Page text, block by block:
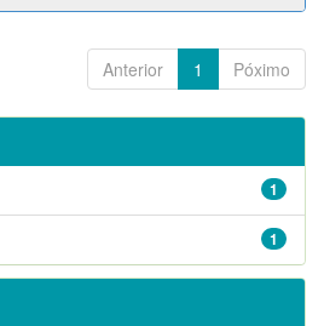
Anterior 1 Póximo
1
1